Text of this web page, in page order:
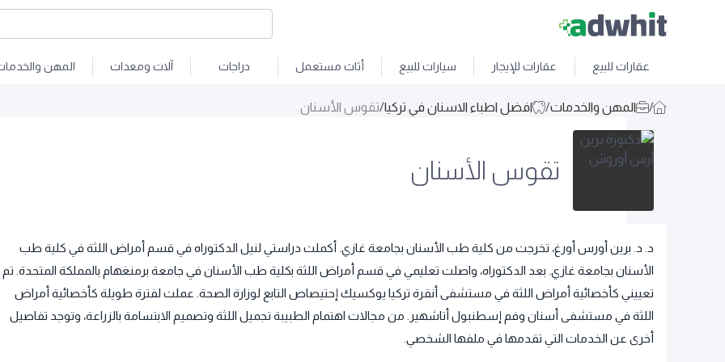
عقارات للبيع عقارات للإيجار سيارات للبيع أثاث مستعمل دراجات آلات ومعدات المهن
/ المهن والخدمات/ افضل اطباء الاسنان في تركيا/تقوس الأسنان
تقوس الأسنان
د. د. برين أورس أورغ، تخرجت من كلية طب الأسنان بجامعة غازي. أكملت دراستي لنيل الدكتوراه في قسم أمراض اللثة في كلية طب
الأسنان بجامعة غازي. بعد الدكتوراه، واصلت تعليمي في قسم أمراض اللثة بكلية طب الأسنان في جامعة برمنغهام بالمملكة المتحدة. تم
تعييني كأخصائية أمراض اللثة في مستشفى أنقرة تركيا يوكسيك إحتيصاص التابع لوزارة الصحة. عملت لفترة طويلة كأخصائية أمراض
اللثة في مستشفى أسنان وفم إسطنبول أتاشهير. من مجالات اهتمام الطبيبة تجميل اللثة وتصميم الابتسامة بالزراعة، وتوجد تفاصيل
أخرى عن الخدمات التي تقدمها في ملفها الشخصي.